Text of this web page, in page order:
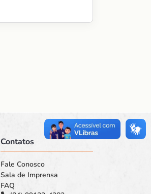
Contatos
Fale Conosco
Sala de Imprensa
FAQ